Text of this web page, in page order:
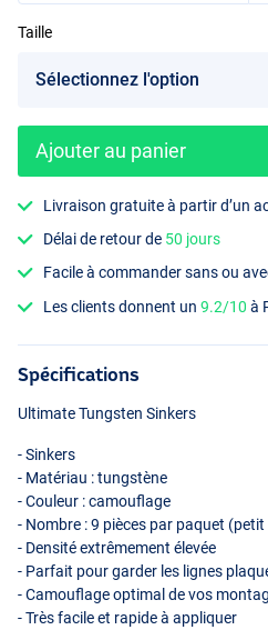
Taille
Ajouter au panier
Livraison gratuite à partir d’un
Délai de retour de 50 jours
Facile à commander sans ou
Les clients donnent un9.2/10 à
Spécifications
Ultimate Tungsten Sinkers
- Sinkers
- Matériau : tungstène
- Couleur : camouflage
- Nombre : 9 pièces par paquet (petit
- Densité extrêmement élevée
- Parfait pour garder les lignes
- Camouflage optimal de vos
- Très facile et rapide à appliquer